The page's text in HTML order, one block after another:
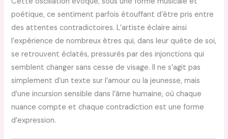
poétique, ce sentiment parfois étouffant d’être pris entre
des attentes contradictoires. L’artiste éclaire ainsi
l’expérience de nombreux êtres qui, dans leur quête de soi,
se retrouvent éclatés, pressurés par des injonctions qui
semblent changer sans cesse de visage. Il ne s’agit pas
simplement d’un texte sur l’amour ou la jeunesse, mais
d’une incursion sensible dans l’âme humaine, où chaque
nuance compte et chaque contradiction est une forme
d’expression.